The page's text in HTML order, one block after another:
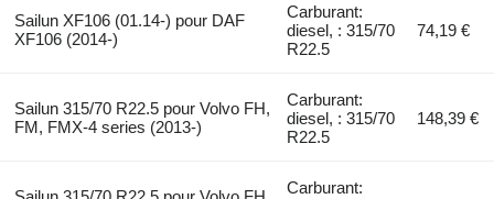
Sailun XF106 (01.14-) pour DAF
XF106 (2014-)
Carburant:
diesel, : 315/70
R22.5
74,19 €
Sailun 315/70 R22.5 pour Volvo FH,
FM, FMX-4 series (2013-)
Carburant:
diesel, : 315/70
R22.5
148,39 €
Carburant: